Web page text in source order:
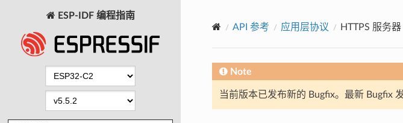
ESP-IDF 编程指南
API 参考 应用层协议 HTTPS 服务器
Note
当前版本已发布新的 Bugfix。最新 Bugfix